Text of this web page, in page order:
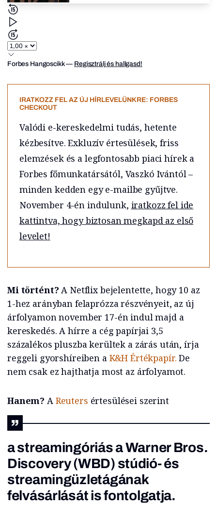
Forbes Hangoscikk— Regisztrálj és hallgasd!
IRATKOZZ FEL AZ ÚJ HÍRLEVELÜNKRE: FORBES
CHECKOUT
Valódi e-kereskedelmi tudás, hetente
kézbesítve. Exkluzív értesülések, friss
elemzések és a legfontosabb piaci hírek a
Forbes főmunkatársától, Vaszkó Ivántól –
minden kedden egy e-mailbe gyűjtve.
November 4-én indulunk, iratkozz fel ide
kattintva, hogy biztosan megkapd az első
levelet!
Mi történt? A Netflix bejelentette, hogy 10 az
1-hez arányban felaprózza részvényeit, az új
árfolyamon november 17-én indul majd a
kereskedés. A hírre a cég papírjai 3,5
százalékos pluszba kerültek a zárás után, írja
reggeli gyorshíreiben a K&H Értékpapír. De
nem csak ez hajthatja most az árfolyamot.
Hanem? A Reuters értesülései szerint
a streamingóriás a Warner Bros.
Discovery (WBD) stúdió- és
streamingüzletágának
felvásárlását is fontolgatja.